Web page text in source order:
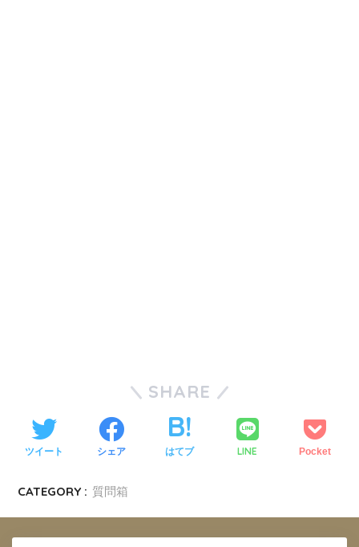
SHARE
ツイート シェア はてブ LINE Pocket
CATEGORY : 質問箱